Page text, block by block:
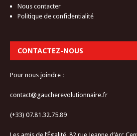
Nous contacter
Politique de confidentialité
CONTACTEZ-NOUS
Pour nous joindre :
contact@gaucherevolutionnaire.fr
(+33) 07.81.32.75.89